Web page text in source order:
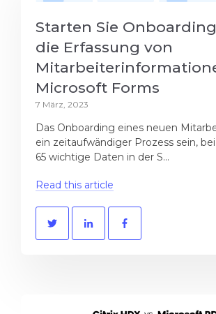
Starten Sie
die Erfassung von
Microsoft Forms
7 März, 2023
Das Onboarding eines neuen
ein zeitaufwändiger Prozess sein,
65 wichtige Daten in der S...
Read this article